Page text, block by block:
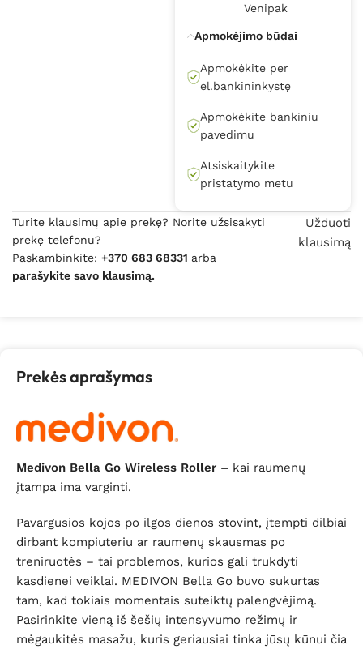
Venipak
Apmokėjimo būdai
Apmokėkite per
el.bankininkystę
Apmokėkite bankiniu
pavedimu
Atsiskaitykite
pristatymo metu
Turite klausimų apie prekę? Norite užsisakyti
prekę telefonu?
Paskambinkite: +370 683 68331 arba
parašykite savo klausimą.
Užduoti
klausimą
Prekės aprašymas
Medivon Bella Go Wireless Roller – kai raumenų
įtampa ima varginti.
Pavargusios kojos po ilgos dienos stovint, įtempti dilbiai
dirbant kompiuteriu ar raumenų skausmas po
treniruotės – tai problemos, kurios gali trukdyti
kasdienei veiklai. MEDIVON Bella Go buvo sukurtas
tam, kad tokiais momentais suteiktų palengvėjimą.
Pasirinkite vieną iš šešių intensyvumo režimų ir
mėgaukitės masažu, kuris geriausiai tinka jūsų kūnui čia